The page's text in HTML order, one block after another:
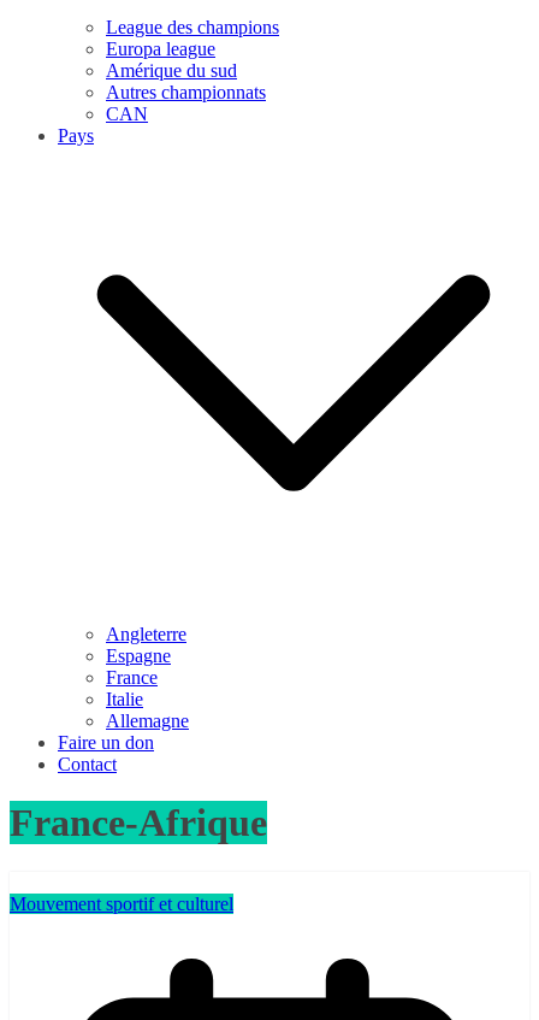
League des champions
Europa league
Amérique du sud
Autres championnats
CAN
Pays
Angleterre
Espagne
France
Italie
Allemagne
Faire un don
Contact
France-Afrique
Mouvement sportif et culturel